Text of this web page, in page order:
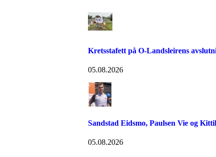
Kretsstafett på O-Landsleirens
05.08.2026
Sandstad Eidsmo, Paulsen Vie og
05.08.2026